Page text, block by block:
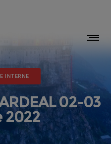
INTERNE
02-03
2022